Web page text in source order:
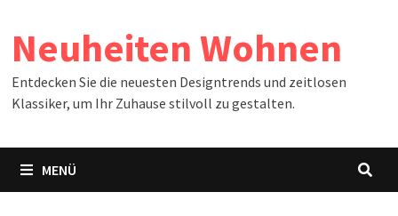
Inhalt
springen
Neuheiten Wohnen
Entdecken Sie die neuesten Designtrends und zeitlosen
Klassiker, um Ihr Zuhause stilvoll zu gestalten.
MENÜ